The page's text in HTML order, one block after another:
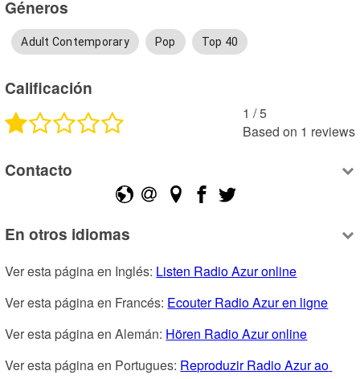
Géneros
Adult Contemporary Pop Top 40
Calificación
1 /5
Based on 1 reviews
Contacto
En otros idiomas
Ver esta página en Inglés: Listen Radio Azur online
Ver esta página en Francés: Ecouter Radio Azur en ligne
Ver esta página en Alemán: Hören Radio Azur online
Ver esta página en Portugues: Reproduzir Radio Azur ao